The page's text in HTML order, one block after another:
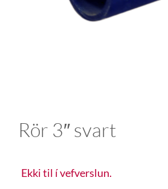
Rör 3″ svart
Ekki til í vefverslun.